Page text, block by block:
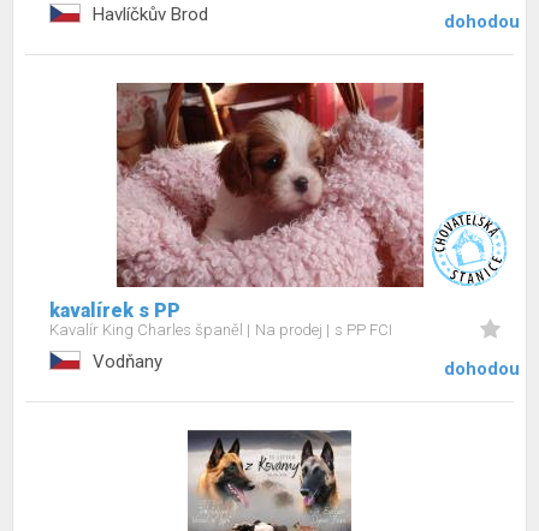
Havlíčkův Brod dohodou
kavalírek s PP
Kavalír King Charles španěl Na prodej s PP FCI
Vodňany dohodou